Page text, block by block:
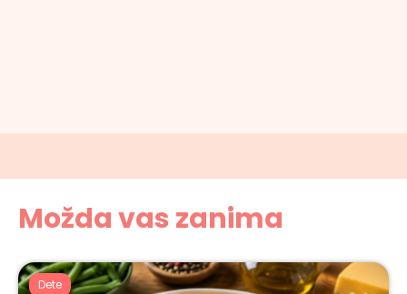
Možda vas zanima
Dete